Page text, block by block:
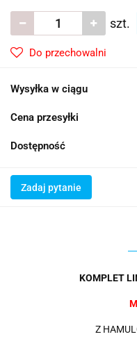
szt.
Do przechowalni
Wysyłka w ciągu
Cena przesyłki
Dostępność
Zadaj pytanie
KOMPLET
Z